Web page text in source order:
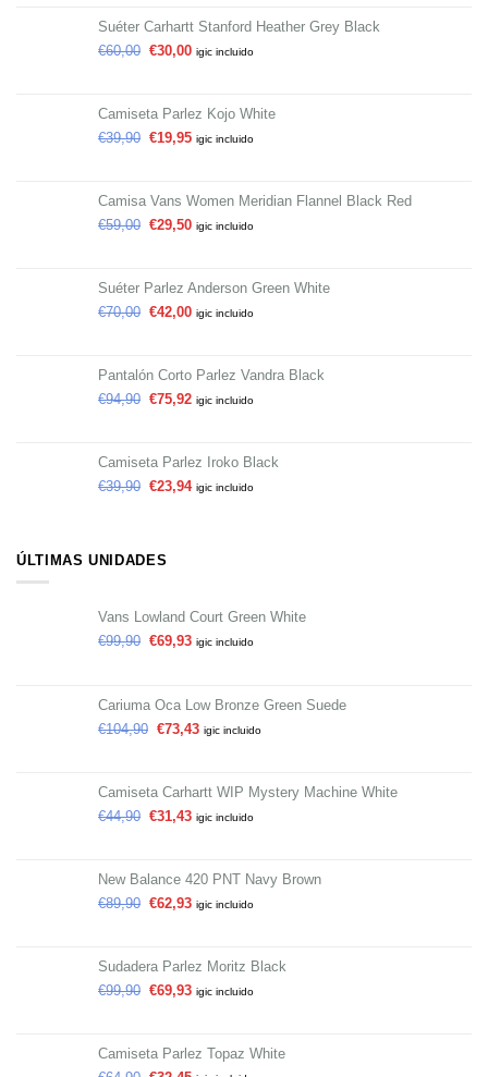
Suéter Carhartt Stanford Heather Grey Black
€60,00 €30,00 igic incluido
Camiseta Parlez Kojo White
€39,90 €19,95 igic incluido
Camisa Vans Women Meridian Flannel Black Red
€59,00 €29,50 igic incluido
Suéter Parlez Anderson Green White
€70,00 €42,00 igic incluido
Pantalón Corto Parlez Vandra Black
€94,90 €75,92 igic incluido
Camiseta Parlez Iroko Black
€39,90 €23,94 igic incluido
ÚLTIMAS UNIDADES
Vans Lowland Court Green White
€99,90 €69,93 igic incluido
Cariuma Oca Low Bronze Green Suede
€104,90 €73,43 igic incluido
Camiseta Carhartt WIP Mystery Machine White
€44,90 €31,43 igic incluido
New Balance 420 PNT Navy Brown
€89,90 €62,93 igic incluido
Sudadera Parlez Moritz Black
€99,90 €69,93 igic incluido
Camiseta Parlez Topaz White